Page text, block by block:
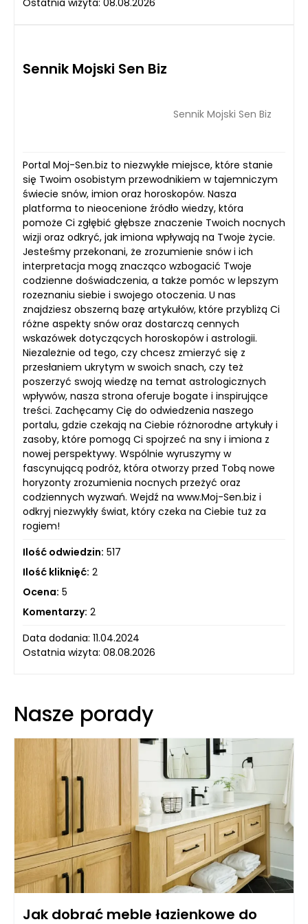
Ostatnia wizyta: 08.08.2026
Sennik Mojski Sen Biz
Sennik Mojski Sen Biz
Portal Moj-Sen.biz to niezwykłe miejsce, które stanie
się Twoim osobistym przewodnikiem w tajemniczym
świecie snów, imion oraz horoskopów. Nasza
platforma to nieocenione źródło wiedzy, która
pomoże Ci zgłębić głębsze znaczenie Twoich nocnych
wizji oraz odkryć, jak imiona wpływają na Twoje życie.
Jesteśmy przekonani, że zrozumienie snów i ich
interpretacja mogą znacząco wzbogacić Twoje
codzienne doświadczenia, a także pomóc w lepszym
rozeznaniu siebie i swojego otoczenia. U nas
znajdziesz obszerną bazę artykułów, które przybliżą Ci
różne aspekty snów oraz dostarczą cennych
wskazówek dotyczących horoskopów i astrologii.
Niezależnie od tego, czy chcesz zmierzyć się z
przesłaniem ukrytym w swoich snach, czy też
poszerzyć swoją wiedzę na temat astrologicznych
wpływów, nasza strona oferuje bogate i inspirujące
treści. Zachęcamy Cię do odwiedzenia naszego
portalu, gdzie czekają na Ciebie różnorodne artykuły i
zasoby, które pomogą Ci spojrzeć na sny i imiona z
nowej perspektywy. Wspólnie wyruszymy w
fascynującą podróż, która otworzy przed Tobą nowe
horyzonty zrozumienia nocnych przeżyć oraz
codziennych wyzwań. Wejdź na www.Moj-Sen.biz i
odkryj niezwykły świat, który czeka na Ciebie tuż za
rogiem!
Ilość odwiedzin: 517
Ilość kliknięć: 2
Ocena: 5
Komentarzy: 2
Data dodania: 11.04.2024
Ostatnia wizyta: 08.08.2026
Nasze porady
Jak dobrać meble łazienkowe do